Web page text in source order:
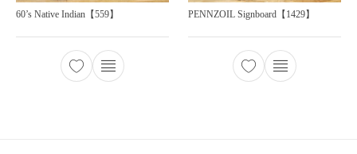
60’s Native Indian【559】 PENNZOIL Signboard【1429】